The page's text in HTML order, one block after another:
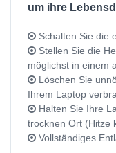
um ihre
Schalten Sie die
Stellen Sie die
möglichst in einem
Löschen Sie
Ihrem Laptop
Halten Sie Ihre
trocknen Ort (Hitze
Vollständiges